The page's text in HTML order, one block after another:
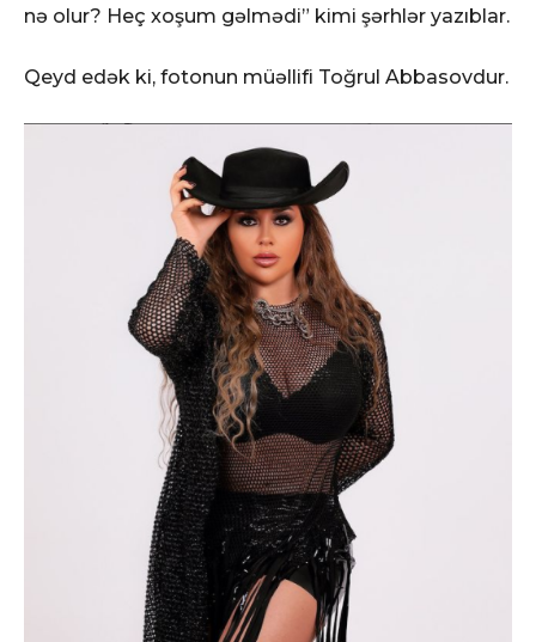
nə olur? Heç xoşum gəlmədi” kimi şərhlər yazıblar.
Qeyd edək ki, fotonun müəllifi Toğrul Abbasovdur.